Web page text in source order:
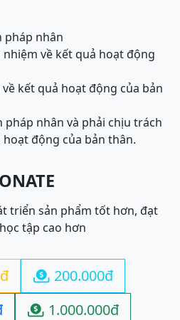
pháp nhân
về kết quả hoạt động
kết quả hoạt động của bản
pháp nhân và phải chịu trách
động của bản thân.
triển sản phẩm tốt hơn, đạt
tập cao hơn
 200.000đ
 1.000.000đ